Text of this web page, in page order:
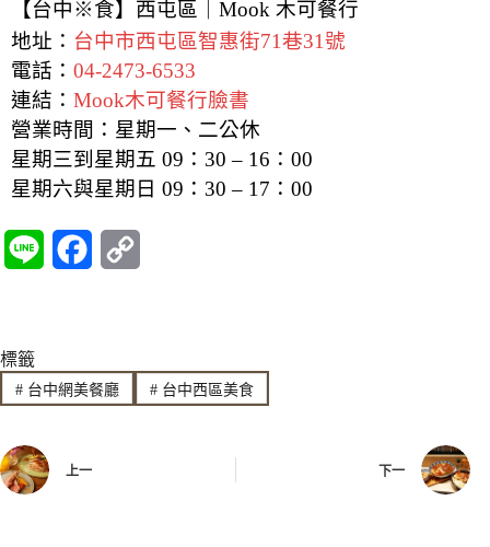
【台中※食】西屯區｜Mook 木可餐行
地址： 台中市西屯區智惠街71巷31號
電話： 04-2473-6533
連結： Mook木可餐行臉書
營業時間：星期一、二公休
星期三到星期五 09：30 – 16：00
星期六與星期日 09：30 – 17：00
e e
b
y
L
標籤
#台中網美餐廳 #台中西區美食
上一 下一